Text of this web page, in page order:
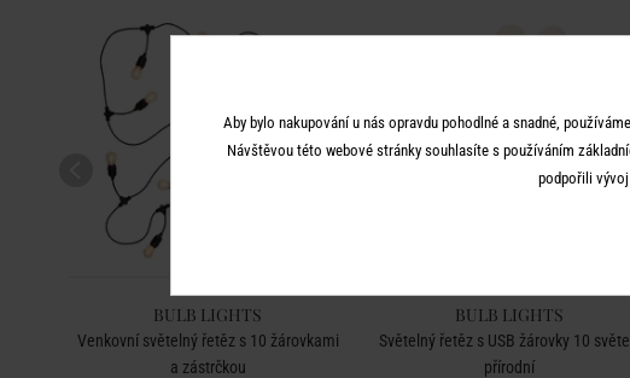
BULB LIGHTS
Venkovní světelný řetěz s 10 žárovkami
a zástrčkou
BULB LIGHTS
Světelný řetěz s USB žárovky 10
přírodní
Aby bylo nakupování u nás opravdu pohodlné a snadné,
Návštěvou této webové stránky souhlasíte s používáním
podpořili